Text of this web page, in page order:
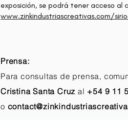
exposición, se podrá tener acceso al
www.zinkindustriascreativas.com/
Prensa:
Para consultas de prensa,
Cristina Santa Cruz al +54 9 11
o